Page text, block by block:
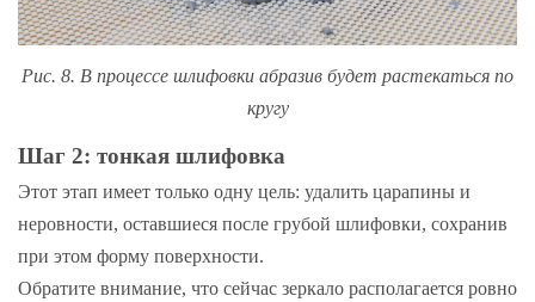
Рис. 8. В процессе шлифовки абразив будет растекаться по
кругу
Шаг 2: тонкая шлифовка
Этот этап имеет только одну цель: удалить царапины и
неровности, оставшиеся после грубой шлифовки, сохранив
при этом форму поверхности.
Обратите внимание, что сейчас зеркало располагается ровно